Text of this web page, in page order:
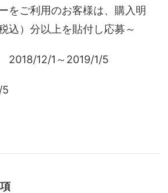
をご利用のお客様は、購入明
込）分以上を貼付し応募～
2018/12/1～2019/1/5